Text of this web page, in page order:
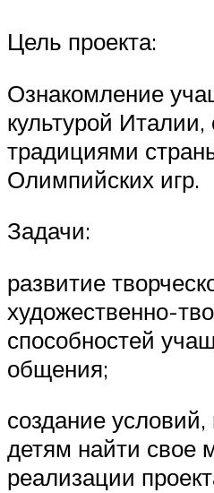
Цель проекта:
Ознакомление
культурой
традициями
Олимпийских игр.
Задачи:
развитие
художественно-
способностей
общения;
создание
детям найти свое
реализации